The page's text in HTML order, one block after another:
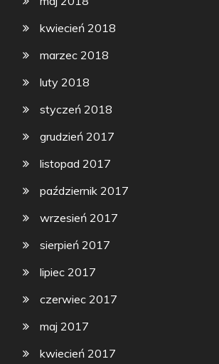
kwiecień 2018
marzec 2018
luty 2018
styczeń 2018
grudzień 2017
listopad 2017
październik 2017
wrzesień 2017
sierpień 2017
lipiec 2017
czerwiec 2017
maj 2017
kwiecień 2017